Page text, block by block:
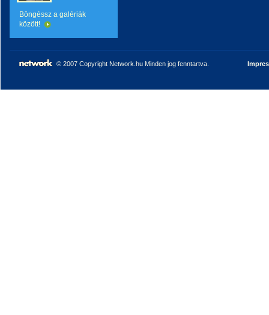
Böngéssz a galériák
között!
© 2007 Copyright Network.hu Minden jog fenntartva.